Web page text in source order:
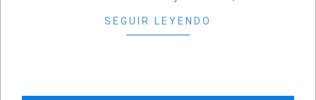
SEGUIR LEYENDO